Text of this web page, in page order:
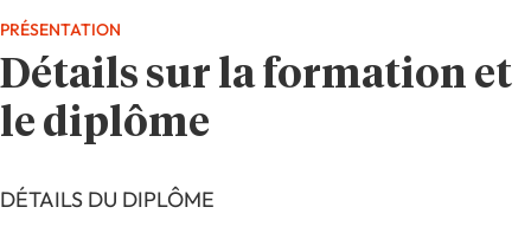
PRÉSENTATION
Détails sur la formation et
le diplôme
DÉTAILS DU DIPLÔME